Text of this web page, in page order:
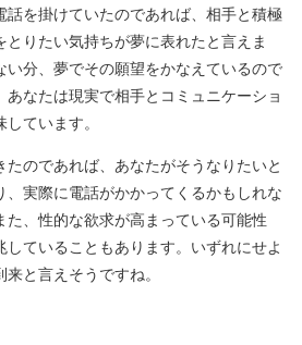
話を掛けていたのであれば、相手と積極
とりたい気持ちが夢に表れたと言えま
い分、夢でその願望をかなえているので
なたは現実で相手とコミュニケーショ
ています。
のであれば、あなたがそうなりたいと
、実際に電話がかかってくるかもしれな
た、性的な欲求が高まっている可能性
ていることもあります。いずれにせよ
と言えそうですね。